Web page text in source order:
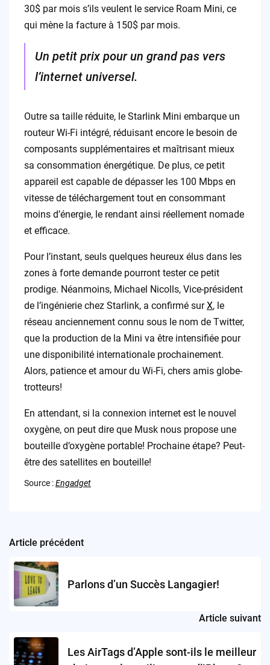
30$ par mois s’ils veulent le service Roam Mini, ce
qui mène la facture à 150$ par mois.
Un petit prix pour un grand pas vers
l’internet universel.
Outre sa taille réduite, le Starlink Mini embarque un
routeur Wi-Fi intégré, réduisant encore le besoin de
composants supplémentaires et maîtrisant mieux
sa consommation énergétique. De plus, ce petit
appareil est capable de dépasser les 100 Mbps en
vitesse de téléchargement tout en consommant
moins d’énergie, le rendant ainsi réellement nomade
et efficace.
Pour l’instant, seuls quelques heureux élus dans les
zones à forte demande pourront tester ce petit
prodige. Néanmoins, Michael Nicolls, Vice-président
de l’ingénierie chez Starlink, a confirmé surX, le
réseau anciennement connu sous le nom de Twitter,
que la production de la Mini va être intensifiée pour
une disponibilité internationale prochainement.
Alors, patience et amour du Wi-Fi, chers amis globe-
trotteurs!
En attendant, si la connexion internet est le nouvel
oxygène, on peut dire que Musk nous propose une
bouteille d’oxygène portable! Prochaine étape? Peut-
être des satellites en bouteille!
Source :Engadget
Post
navigation
Article précédent
Parlons d’un Succès Langagier!
Article suivant
Les AirTags d’Apple sont-ils le meilleur